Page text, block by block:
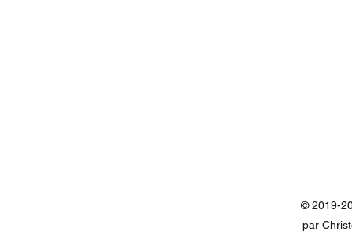
© 2019-
par